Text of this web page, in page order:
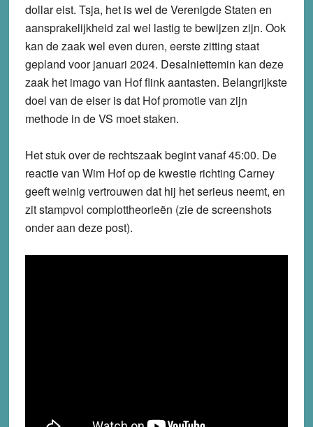
dollar eist. Tsja, het is wel de Verenigde Staten en
aansprakelijkheid zal wel lastig te bewijzen zijn. Ook
kan de zaak wel even duren, eerste zitting staat
gepland voor januari 2024. Desalniettemin kan deze
zaak het imago van Hof flink aantasten. Belangrijkste
doel van de eiser is dat Hof promotie van zijn
methode in de VS moet staken.
Het stuk over de rechtszaak begint vanaf 45:00. De
reactie van Wim Hof op de kwestie richting Carney
geeft weinig vertrouwen dat hij het serieus neemt, en
zit stampvol complottheorieën (zie de screenshots
onder aan deze post).